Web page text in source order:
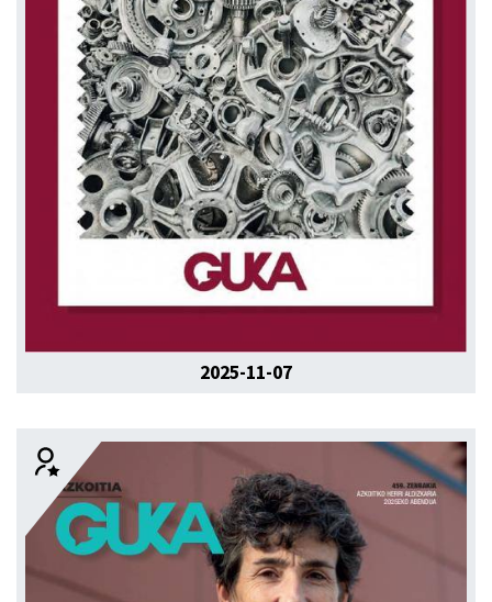
2025-11-07